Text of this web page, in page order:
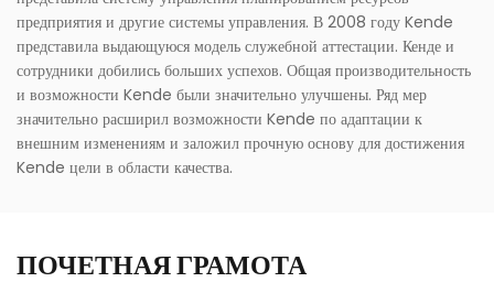
предприятия и другие системы управления. В 2008 году Kende
представила выдающуюся модель служебной аттестации. Кенде и
сотрудники добились больших успехов. Общая производительность
и возможности Kende были значительно улучшены. Ряд мер
значительно расширил возможности Kende по адаптации к
внешним изменениям и заложил прочную основу для достижения
Kende цели в области качества.
ПОЧЕТНАЯ ГРАМОТА